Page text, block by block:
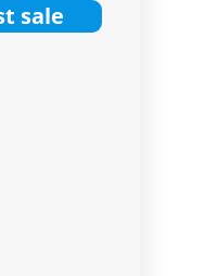
sale